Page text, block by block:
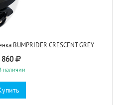
BUMPRIDER CRESCENT GREY
860
наличии